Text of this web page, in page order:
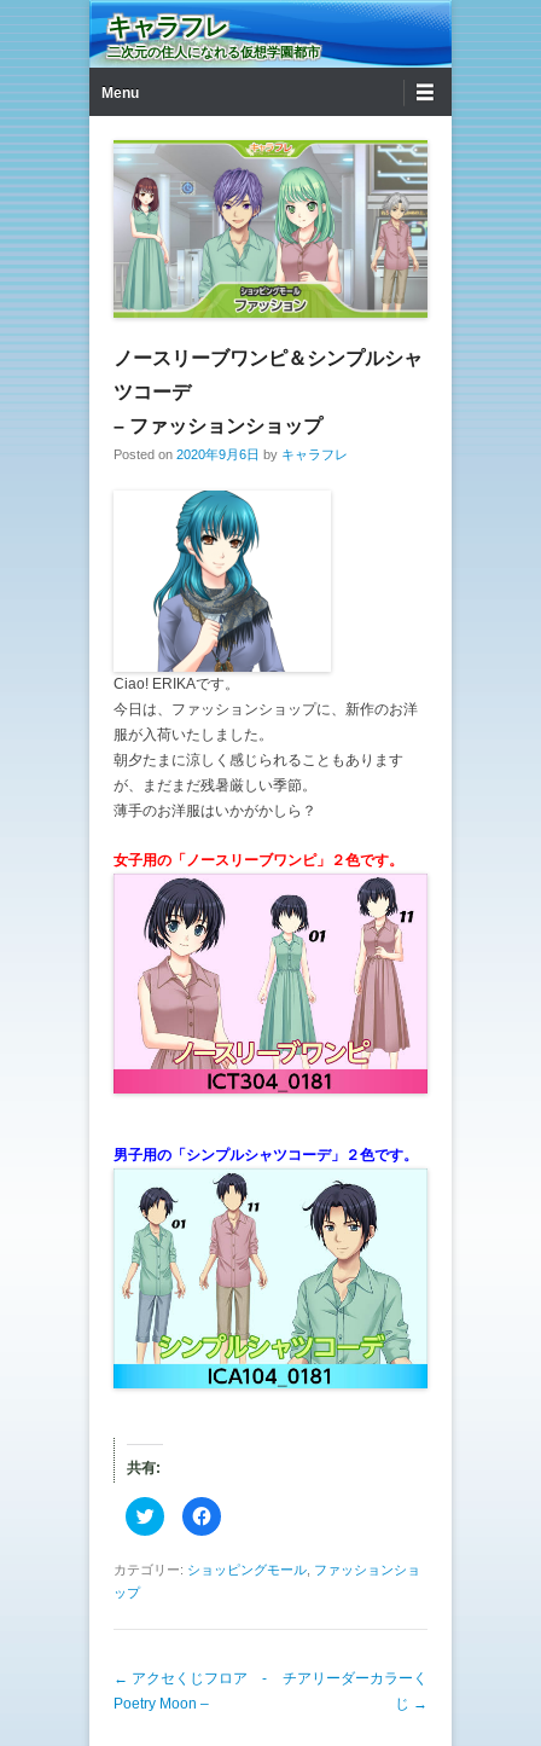
キャラフレ
二次元の住人になれる仮想学園都市
Menu
ノースリーブワンピ＆シンプルシャ
ツコーデ
– ファッションショップ
Posted on 2020年9月6日 by キャラフレ
Ciao! ERIKAです。
今日は、ファッションショップに、新作のお洋
服が入荷いたしました。
朝夕たまに涼しく感じられることもあります
が、まだまだ残暑厳しい季節。
薄手のお洋服はいかがかしら？
女子用の「ノースリーブワンピ」２色です。
男子用の「シンプルシャツコーデ」２色です。
共有:
ク
リ
し
i
e
r
で
共
F
a
b
で
す
る
カテゴリー: ショッピングモール ファッションショ
ップ
投稿ナビゲーション
← アクセくじフロア -
Poetry Moon –
チアリーダーカラーく
じ →